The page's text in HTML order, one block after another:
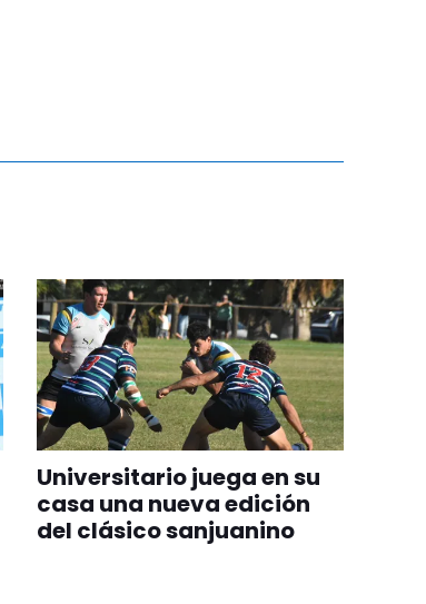
Universitario juega en su
casa una nueva edición
del clásico sanjuanino